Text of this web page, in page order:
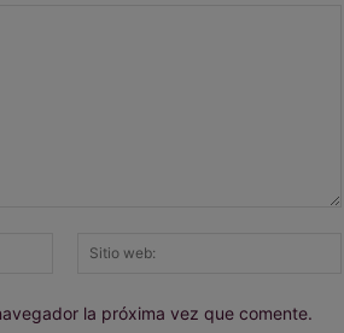
Correo
la próxima vez que comente.